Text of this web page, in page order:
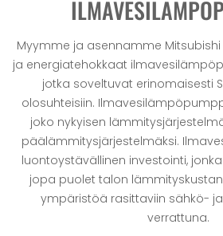
Myymme ja asennamme
ja energiatehokkaat
jotka soveltuvat erinomaisesti
olosuhteisiin.
joko nykyisen
päälämmitysjärjestelmäksi.
luontoystävällinen investointi,
jopa puolet talon
ympäristöä rasittaviin sähkö-
verrattuna.